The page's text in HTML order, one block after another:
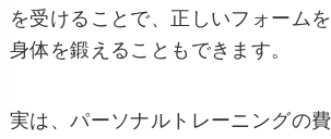
を受けることで、正しいフォーム
身体を鍛えることもできます。
実は、パーソナルトレーニングの